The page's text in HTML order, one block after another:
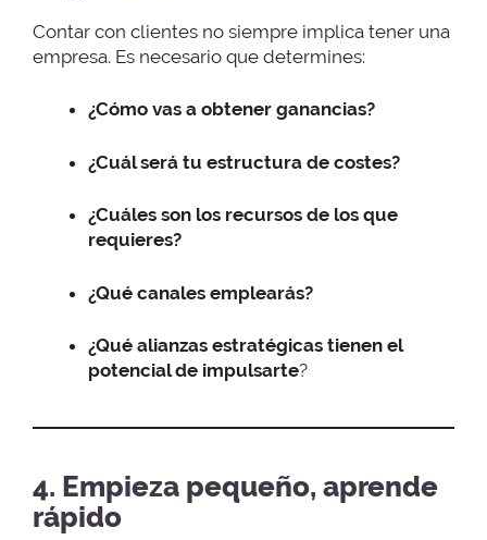
Contar con clientes no siempre implica tener una
empresa. Es necesario que determines:
¿Cómo vas a obtener ganancias?
¿Cuál será tu estructura de costes?
¿Cuáles son los recursos de los que
requieres?
¿Qué canales emplearás?
¿Qué alianzas estratégicas tienen el
potencial de impulsarte?
4. Empieza pequeño, aprende
rápido